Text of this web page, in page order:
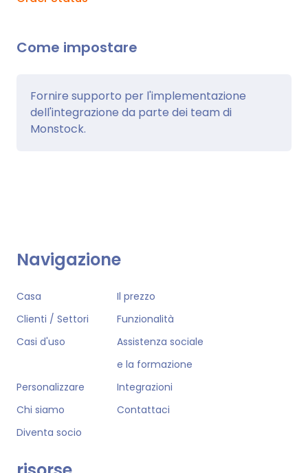
Come impostare
Fornire supporto per l'implementazione
dell'integrazione da parte dei team di
Monstock.
Navigazione
Casa
Il prezzo
Clienti / Settori
Funzionalità
Casi d'uso
Assistenza sociale
e la formazione
Personalizzare
Integrazioni
Chi siamo
Contattaci
Diventa socio